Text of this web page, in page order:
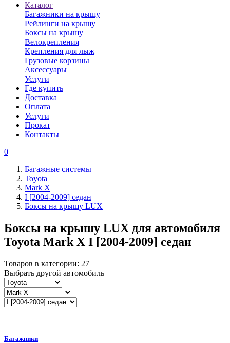
Каталог
Багажники на крышу
Рейлинги на крышу
Боксы на крышу
Велокрепления
Крепления для лыж
Грузовые корзины
Аксессуары
Услуги
Где купить
Доставка
Оплата
Услуги
Прокат
Контакты
0
Багажные системы
Toyota
Mark X
I [2004-2009] седан
Боксы на крышу LUX
Боксы на крышу LUX для автомобиля
Toyota Mark X I [2004-2009] седан
Товаров в категории: 27
Выбрать другой автомобиль
Багажники